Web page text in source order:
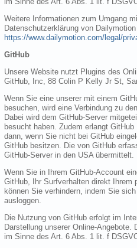
Weitere Informationen zum Umgang
Datenschutzerklärung von
https://www.dailymotion.com/legal/
GitHub
Unsere Website nutzt Plugins des
GitHub, Inc, 88 Colin P Kelly Jr St,
Wenn Sie eine unserer mit einem
besuchen, wird eine Verbindung zu
Dabei wird dem GitHub-Server
besucht haben. Zudem erlangt
dann, wenn Sie nicht bei GitHub
GitHub besitzen. Die von GitHub
GitHub-Server in den USA übermittelt.
Wenn Sie in Ihrem GitHub-Account
GitHub, Ihr Surfverhalten direkt Ihrem
können Sie verhindern, indem Sie
ausloggen.
Die Nutzung von GitHub erfolgt im
Darstellung unserer Online-
im Sinne des Art. 6 Abs. 1 lit. f